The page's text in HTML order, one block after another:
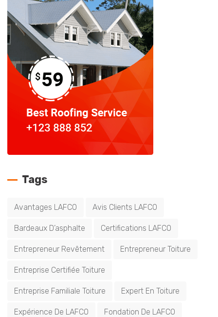
Tags
Avantages LAFCO Avis Clients LAFCO
Bardeaux D’asphalte Certifications LAFCO
Entrepreneur Revêtement Entrepreneur Toiture
Entreprise Certifiée Toiture
Entreprise Familiale Toiture Expert En Toiture
Expérience De LAFCO Fondation De LAFCO